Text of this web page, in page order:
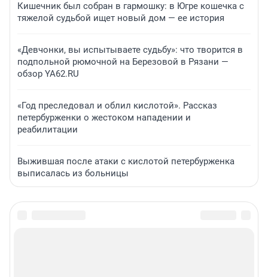
Кишечник был собран в гармошку: в Югре кошечка с
тяжелой судьбой ищет новый дом — ее история
«Девчонки, вы испытываете судьбу»: что творится в
подпольной рюмочной на Березовой в Рязани —
обзор YA62.RU
«Год преследовал и облил кислотой». Рассказ
петербурженки о жестоком нападении и
реабилитации
Выжившая после атаки с кислотой петербурженка
выписалась из больницы